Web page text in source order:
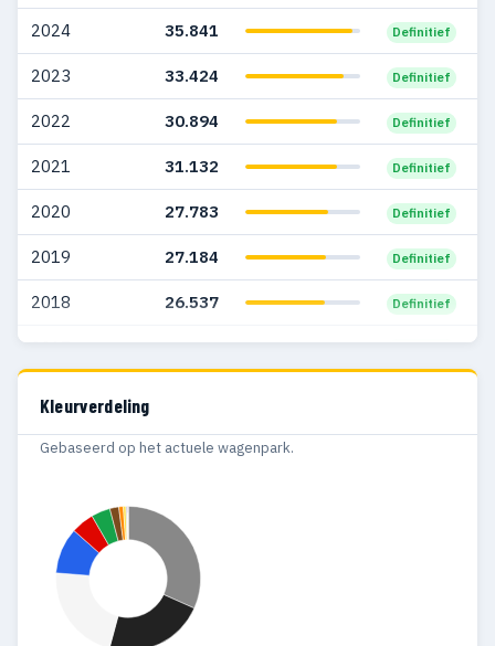
2007 8.514 760
2006 6.847 749
2005 5.262 653
2004 3.701 252
2003 393 9
2002 164 —
2001 85 3
1999 17 —
1998
1995
10
2024 35.841 Definitief
2023 33.424 Definitief
2022 30.894 Definitief
2021 31.132 Definitief
2020 27.783 Definitief
2019 27.184 Definitief
2018 26.537 Definitief
2017 24.415
Kleurverdeling
Gebaseerd op het actuele wagenpark.